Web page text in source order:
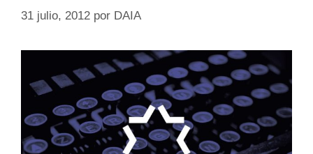
31 julio, 2012 por DAIA